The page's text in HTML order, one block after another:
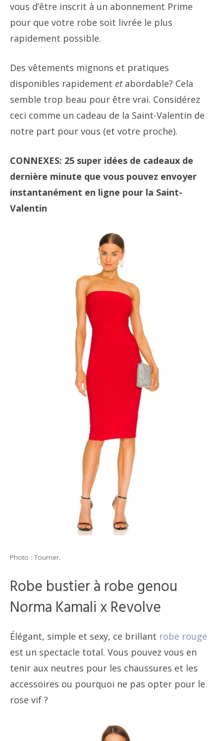
vous d’être inscrit à un abonnement Prime
pour que votre robe soit livrée le plus
rapidement possible.
Des vêtements mignons et pratiques
disponibles rapidement etabordable? Cela
semble trop beau pour être vrai. Considérez
ceci comme un cadeau de la Saint-Valentin de
notre part pour vous (et votre proche).
CONNEXES: 25 super idées de cadeaux de
dernière minute que vous pouvez envoyer
instantanément en ligne pour la Saint-
Valentin
Photo : Tourner.
Robe bustier à robe genou
Norma Kamali x Revolve
Élégant, simple et sexy, ce brillant robe rouge
est un spectacle total. Vous pouvez vous en
tenir aux neutres pour les chaussures et les
accessoires ou pourquoi ne pas opter pour le
rose vif ?